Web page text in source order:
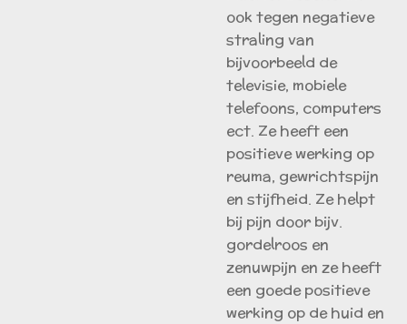
ook tegen negatieve
straling van
bijvoorbeeld de
televisie, mobiele
telefoons, computers
ect. Ze heeft een
positieve werking op
reuma, gewrichtspijn
en stijfheid. Ze helpt
bij pijn door bijv.
gordelroos en
zenuwpijn en ze heeft
een goede positieve
werking op de huid en